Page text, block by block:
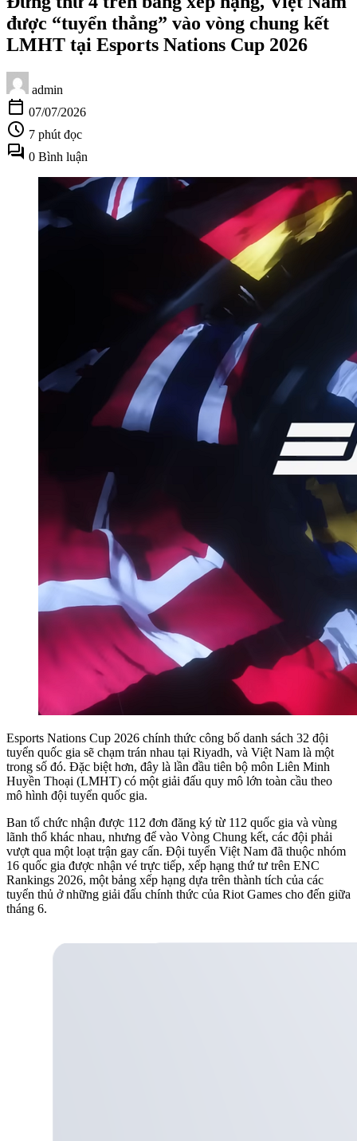
được “tuyển thẳng” vào vòng chung kết
LMHT tại Esports Nations Cup 2026
admin
calendar_today 07/07/2026
schedule 7 phút đọc
forum 0 Bình luận
Esports Nations Cup 2026 chính thức công bố danh sách 32 đội
tuyển quốc gia sẽ chạm trán nhau tại Riyadh, và Việt Nam là một
trong số đó. Đặc biệt hơn, đây là lần đầu tiên bộ môn Liên Minh
Huyền Thoại (LMHT) có một giải đấu quy mô lớn toàn cầu theo
mô hình đội tuyển quốc gia.
Ban tổ chức nhận được 112 đơn đăng ký từ 112 quốc gia và vùng
lãnh thổ khác nhau, nhưng để vào Vòng Chung kết, các đội phải
vượt qua một loạt trận gay cấn. Đội tuyển Việt Nam đã thuộc nhóm
16 quốc gia được nhận vé trực tiếp, xếp hạng thứ tư trên ENC
Rankings 2026, một bảng xếp hạng dựa trên thành tích của các
tuyển thủ ở những giải đấu chính thức của Riot Games cho đến giữa
tháng 6.